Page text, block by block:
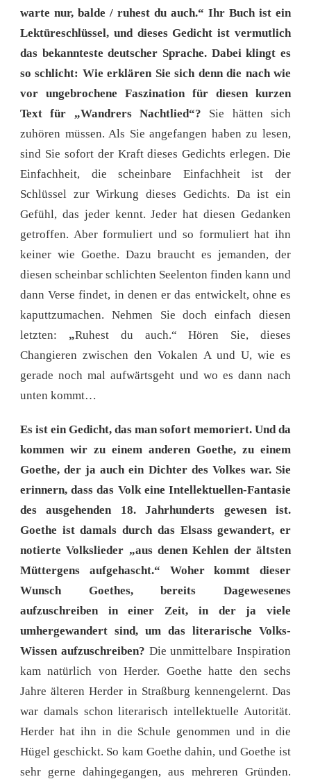
warte nur, balde / ruhest du auch.“ Ihr Buch ist ein
Lektüreschlüssel, und dieses Gedicht ist vermutlich
das bekannteste deutscher Sprache. Dabei klingt es
so schlicht: Wie erklären Sie sich denn die nach wie
vor ungebrochene Faszination für diesen kurzen
Text für „Wandrers Nachtlied“? Sie hätten sich
zuhören müssen. Als Sie angefangen haben zu lesen,
sind Sie sofort der Kraft dieses Gedichts erlegen. Die
Einfachheit, die scheinbare Einfachheit ist der
Schlüssel zur Wirkung dieses Gedichts. Da ist ein
Gefühl, das jeder kennt. Jeder hat diesen Gedanken
getroffen. Aber formuliert und so formuliert hat ihn
keiner wie Goethe. Dazu braucht es jemanden, der
diesen scheinbar schlichten Seelenton finden kann und
dann Verse findet, in denen er das entwickelt, ohne es
kaputtzumachen. Nehmen Sie doch einfach diesen
letzten: „Ruhest du auch.“ Hören Sie, dieses
Changieren zwischen den Vokalen A und U, wie es
gerade noch mal aufwärtsgeht und wo es dann nach
unten kommt…
Es ist ein Gedicht, das man sofort memoriert. Und da
kommen wir zu einem anderen Goethe, zu einem
Goethe, der ja auch ein Dichter des Volkes war. Sie
erinnern, dass das Volk eine Intellektuellen-Fantasie
des ausgehenden 18. Jahrhunderts gewesen ist.
Goethe ist damals durch das Elsass gewandert, er
notierte Volkslieder „aus denen Kehlen der ältsten
Müttergens aufgehascht.“ Woher kommt dieser
Wunsch Goethes, bereits Dagewesenes
aufzuschreiben in einer Zeit, in der ja viele
umhergewandert sind, um das literarische Volks-
Wissen aufzuschreiben? Die unmittelbare Inspiration
kam natürlich von Herder. Goethe hatte den sechs
Jahre älteren Herder in Straßburg kennengelernt. Das
war damals schon literarisch intellektuelle Autorität.
Herder hat ihn in die Schule genommen und in die
Hügel geschickt. So kam Goethe dahin, und Goethe ist
sehr gerne dahingegangen, aus mehreren Gründen.